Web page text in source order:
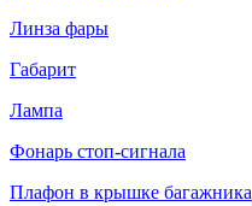
Линза фары
Габарит
Лампа
Фонарь стоп-сигнала
Плафон в крышке багажника